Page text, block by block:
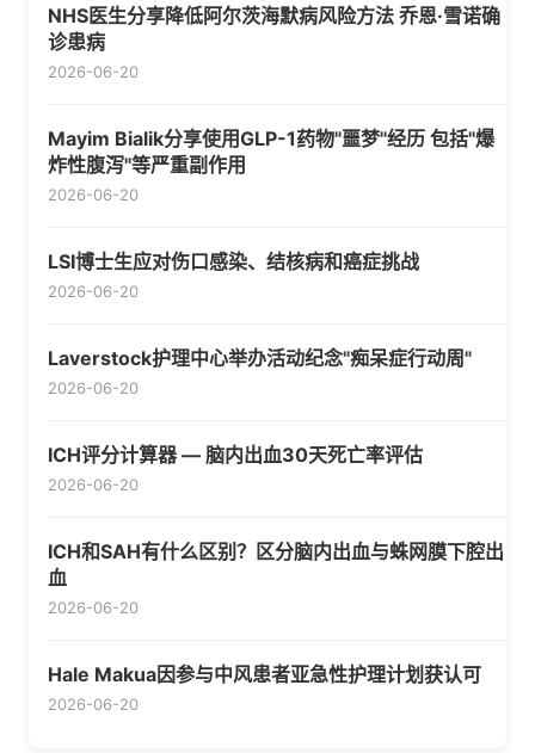
NHS医生分享降低阿尔茨海默病风险方法 乔恩·雪诺确
诊患病
2026-06-20
Mayim Bialik分享使用GLP-1药物"噩梦"经历 包括"爆
炸性腹泻"等严重副作用
2026-06-20
LSI博士生应对伤口感染、结核病和癌症挑战
2026-06-20
Laverstock护理中心举办活动纪念"痴呆症行动周"
2026-06-20
ICH评分计算器 — 脑内出血30天死亡率评估
2026-06-20
ICH和SAH有什么区别？区分脑内出血与蛛网膜下腔出
血
2026-06-20
Hale Makua因参与中风患者亚急性护理计划获认可
2026-06-20